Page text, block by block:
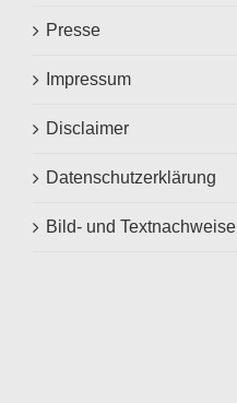
Presse
Impressum
Disclaimer
Datenschutzerklärung
Bild- und Textnachweise